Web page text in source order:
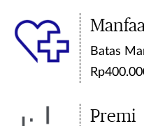
Batas
Premi